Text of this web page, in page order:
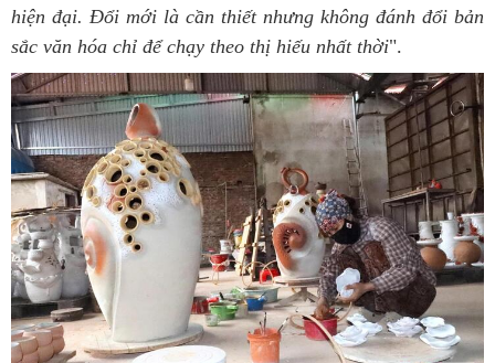
hiện đại. Đổi mới là cần thiết nhưng không đánh đổi bản
sắc văn hóa chỉ để chạy theo thị hiếu nhất thời".